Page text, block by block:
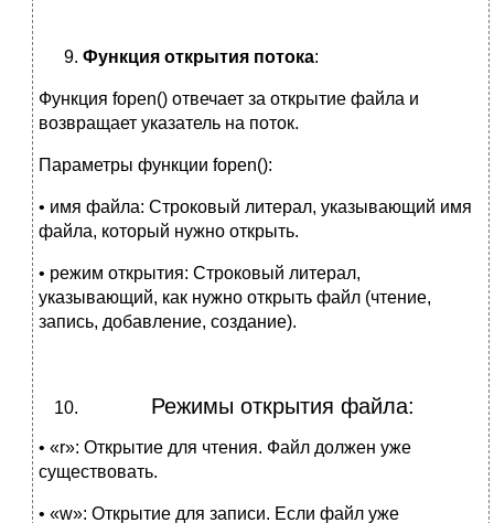
Функция открытия потока:
Функция fopen() отвечает за открытие файла и
возвращает указатель на поток.
Параметры функции fopen():
• имя файла: Строковый литерал, указывающий имя
файла, который нужно открыть.
• режим открытия: Строковый литерал,
указывающий, как нужно открыть файл (чтение,
запись, добавление, создание).
Режимы открытия файла:
• «r»: Открытие для чтения. Файл должен уже
существовать.
• «w»: Открытие для записи. Если файл уже